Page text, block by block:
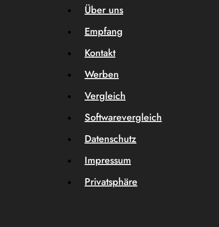
Über uns
Empfang
Kontakt
Werben
Vergleich
Softwarevergleich
Datenschutz
Impressum
Privatsphäre